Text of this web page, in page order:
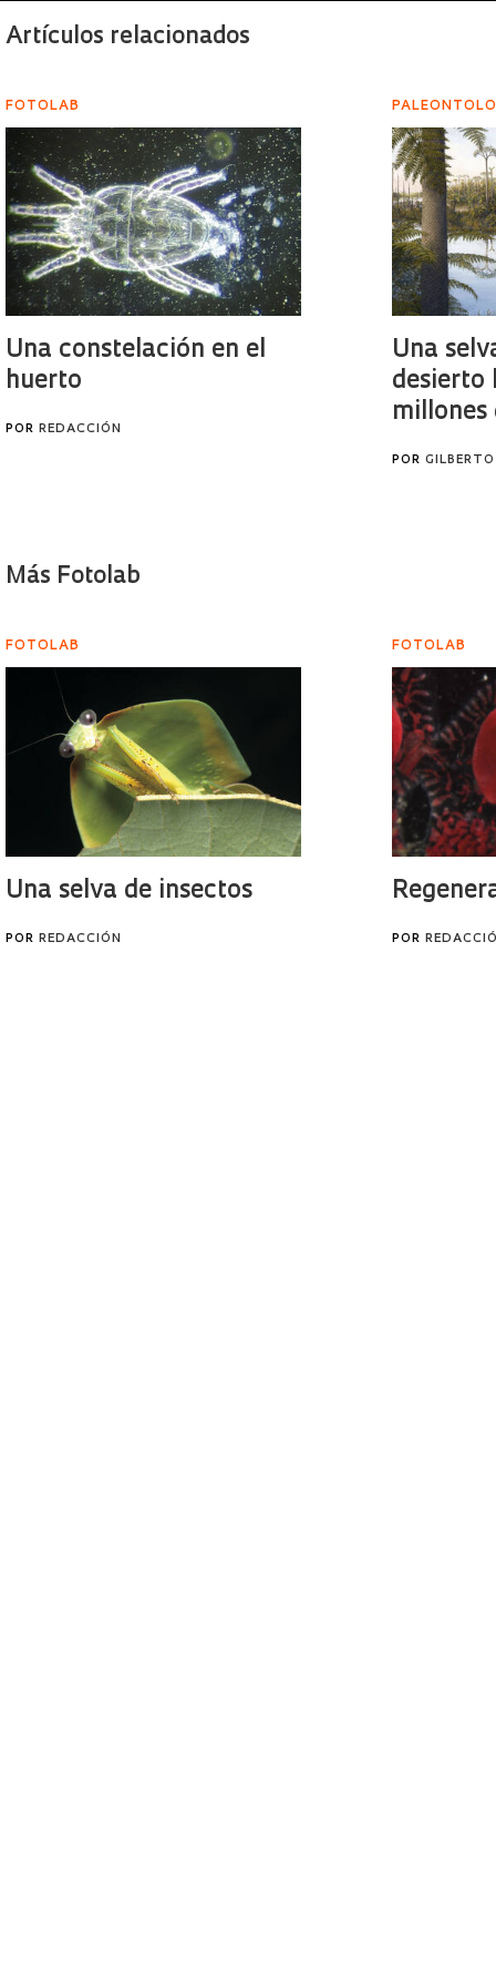
Artículos relacionados
FOTOLAB
Una constelación en el
huerto
POR REDACCIÓN
Una
desierto
millones
POR
Más Fotolab
FOTOLAB
Una selva de insectos
POR REDACCIÓN
FOTOLAB
POR